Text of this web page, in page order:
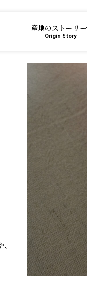
産地のストーリー
Origin Story